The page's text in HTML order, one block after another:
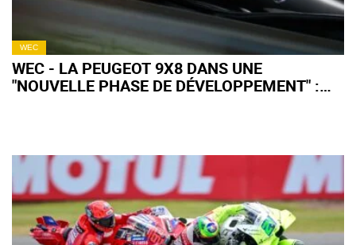
WEC
WEC - LA PEUGEOT 9X8 DANS UNE
"NOUVELLE PHASE DE DÉVELOPPEMENT" :